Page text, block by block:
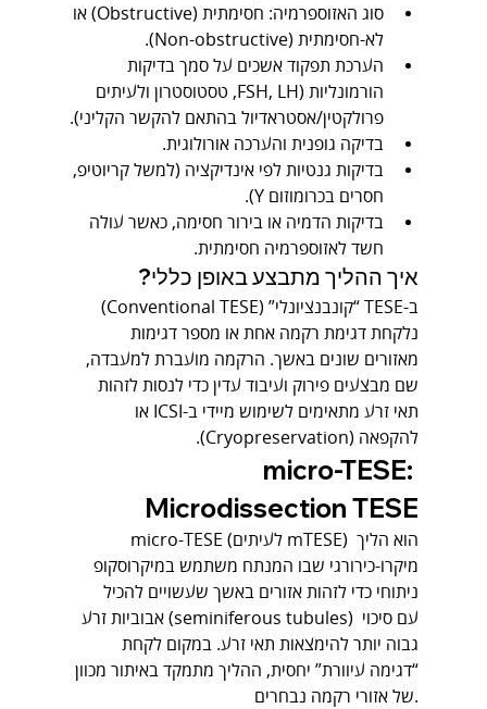
סוג האזוספרמיה: חסימתית (Obstructive) או
לא-חסימתית (Non-obstructive).
הערכת תפקוד אשכים על סמך בדיקות
הורמונליות (FSH, LH, טסטוסטרון ולעיתים
פרולקטין/אסטראדיול בהתאם להקשר הקליני).
בדיקה גופנית והערכה אורולוגית.
בדיקות גנטיות לפי אינדיקציה (למשל קריוטיפ,
חסרים בכרומוזום Y).
בדיקות הדמיה או בירור חסימה, כאשר עולה
חשד לאזוספרמיה חסימתית.
איך ההליך מתבצע באופן כללי?
ב-TESE “קונבנציונלי” (Conventional TESE)
נלקחת דגימת רקמה אחת או מספר דגימות
מאזורים שונים באשך. הרקמה מועברת למעבדה,
שם מבצעים פירוק ועיבוד עדין כדי לנסות לזהות
תאי זרע מתאימים לשימוש מיידי ב-ICSI או
להקפאה (Cryopreservation).
micro-TESE:
Microdissection TESE
micro-TESE (לעיתים mTESE) הוא הליך
מיקרו-כירורגי שבו המנתח משתמש במיקרוסקופ
ניתוחי כדי לזהות אזורים באשך שעשויים להכיל
אבוביות זרע (seminiferous tubules) עם סיכוי
גבוה יותר להימצאות תאי זרע. במקום לקחת
“דגימה עיוורת” יחסית, ההליך מתמקד באיתור מכוון
של אזורי רקמה נבחרים.